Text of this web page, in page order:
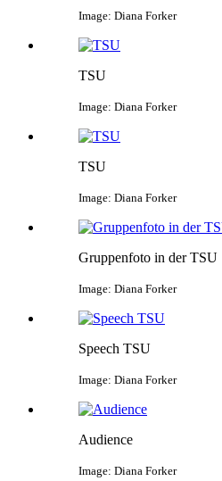
Image: Diana Forker
TSU
Image: Diana Forker
TSU
Image: Diana Forker
Gruppenfoto in der TSU
Image: Diana Forker
Speech TSU
Image: Diana Forker
Audience
Image: Diana Forker